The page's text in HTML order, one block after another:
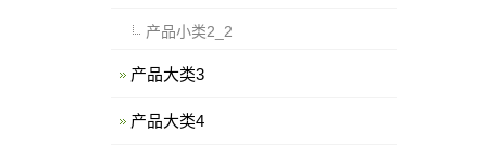
产品小类2_2
产品大类3
产品大类4